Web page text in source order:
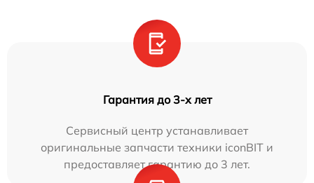
Гарантия до 3-х лет
Сервисный центр устанавливает
оригинальные запчасти техники iconBIT и
предоставляет гарантию до 3 лет.